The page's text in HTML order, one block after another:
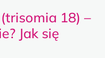
18) –
Jak się